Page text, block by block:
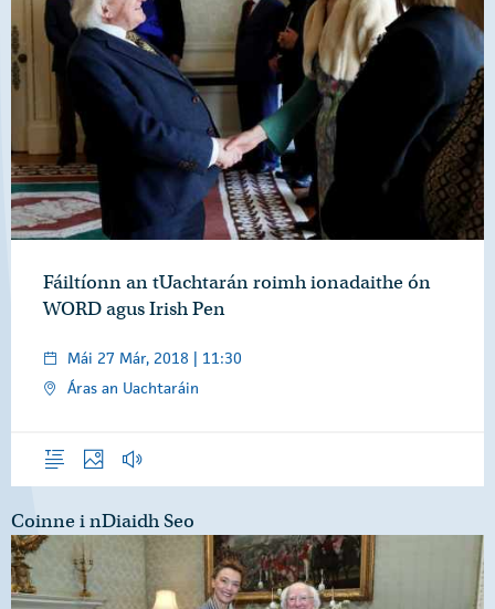
Fáiltíonn an tUachtarán roimh ionadaithe ón
WORD agus Irish Pen
Mái 27 Már, 2018 | 11:30
Áras an Uachtaráin
ForléargasGrianghraifGearrthóga Fuaime
Coinne i nDiaidh Seo